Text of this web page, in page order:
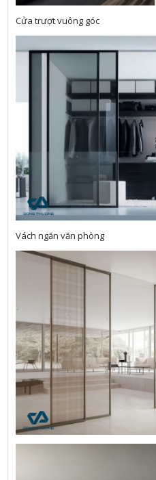
Cửa trượt vuông góc
Vách ngăn văn phòng